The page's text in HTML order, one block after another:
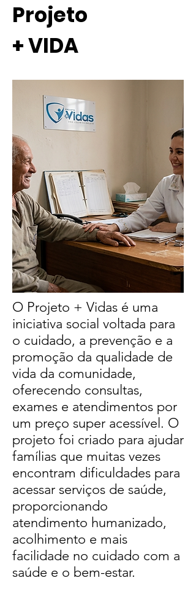
Projeto
+ VIDA
O Projeto + Vidas é uma
iniciativa social voltada para
o cuidado, a prevenção e a
promoção da qualidade de
vida da comunidade,
oferecendo consultas,
exames e atendimentos por
um preço super acessível. O
projeto foi criado para ajudar
famílias que muitas vezes
encontram dificuldades para
acessar serviços de saúde,
proporcionando
atendimento humanizado,
acolhimento e mais
facilidade no cuidado com a
saúde e o bem-estar.